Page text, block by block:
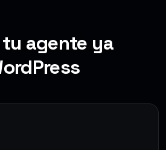
agente ya